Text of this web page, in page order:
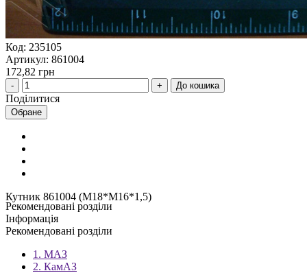
Код: 235105
Артикул: 861004
172,82 грн
До кошика
Поділитися
Обране
Кутник 861004 (М18*М16*1,5)
Рекомендовані розділи
Інформація
Рекомендовані розділи
1. МАЗ
2. КамАЗ